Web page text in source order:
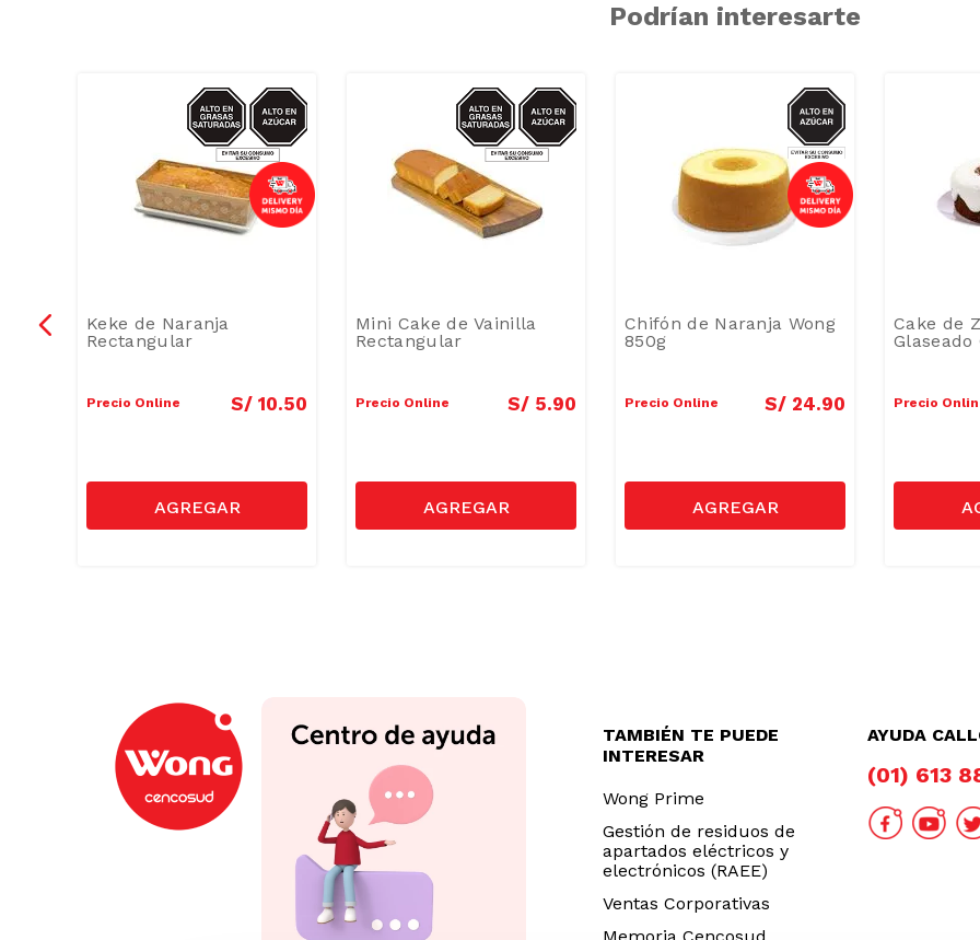
Podrían interesarte
AZUCAR/GRASAS-
SAT
Keke de Naranja
Rectangular
Precio Online S/ 10.50
AZUCAR/GRASAS-
SAT
Mini Cake de Vainilla
Rectangular
Precio Online S/ 5.90
AZUCAR
Chifón de Naranja Wong
850g
Precio Online S/ 24.90
Cake de
Glaseado
Precio
TAMBIÉN TE PUEDE
INTERESAR
Wong Prime
Gestión de residuos de
apartados eléctricos y
electrónicos (RAEE)
Ventas Corporativas
AYUDA
(01) 613